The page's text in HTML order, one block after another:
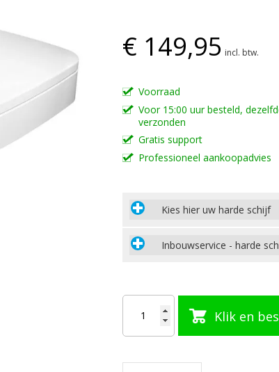
Kies hier uw harde schijf
Inbouwservice - harde
€ 149,95 incl. btw.
Voorraad
Voor 15:00 uur besteld,
verzonden
Gratis support
Professioneel aankoopadvies
Klik en